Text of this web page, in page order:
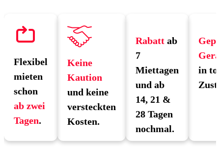
Flexibel
mieten
schon
ab zwei
Tagen.
Keine
Kaution
und keine
versteckten
Kosten.
Rabatt ab
7
Miettagen
und ab
14, 21 &
28 Tagen
nochmal.
in